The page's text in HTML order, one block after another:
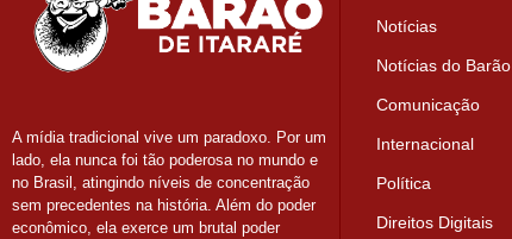
A mídia tradicional vive um paradoxo. Por um
lado, ela nunca foi tão poderosa no mundo e
no Brasil, atingindo níveis de concentração
sem precedentes na história. Além do poder
econômico, ela exerce um brutal poder
Notícias
Notícias do Barão
Comunicação
Internacional
Política
Direitos Digitais